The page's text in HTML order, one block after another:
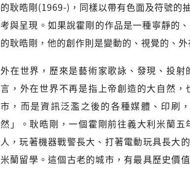
的耿晧剛(1969-)，同樣以帶有色面及符號的
考與呈現。如果說霍剛的作品是一種寧靜的
的耿晧剛，他的創作則是變動的、視覺的、
外在世界，歷來是藝術家歌詠、發現、投
言，外在世界不再是指上帝創造的大自然
市，而是資訊泛濫之後的各種媒體、印
然」。耿晧剛，一個霍剛前往義大利米蘭
人，玩著機器戰警長大、打著電動玩具長大
米蘭留學。這個古老的城市，有最具歷史價